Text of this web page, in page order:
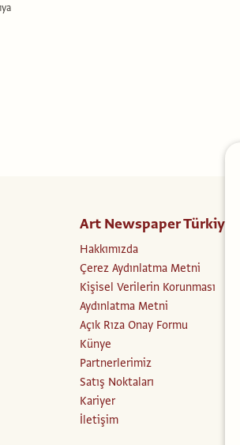
Art Newspaper Türkiye
Hakkımızda
Çerez Aydınlatma Metni
Kişisel Verilerin Korunması
Aydınlatma Metni
Açık Rıza Onay Formu
Künye
Partnerlerimiz
Satış Noktaları
Kariyer
İletişim